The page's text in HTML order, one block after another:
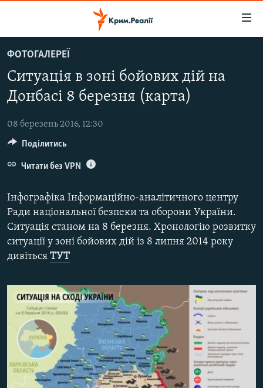
до
основного
матеріалу
Перейти
до
навігації
Перейти
пошуку
ВОДА.КРИМ
ВІДЕО ТА ФОТО
ПОЛІТИКА
БЛОГИ
ПОГЛЯД
ВСЕ ЗА ДЕНЬ
СПЕЦПРОЕКТИ
ДЕПОРТАЦІЯ
СВІДЧЕННЯ ОКУПАЦІЇ
УКРАЇНСЬКА ПРОБЛЕМА КРИМУ
ІНФОГРАФІКА
ЯК ОБІЙТИ БЛОКУВАННЯ
Русский
Qırımtatar
ДОЛУЧАЙСЯ!
ФОТОГАЛЕРЕЇ
Ситуація в зоні бойових дій на
Донбасі 8 березня (карта)
08 березень 2016, 12:30
Інфографіка Інформаційно-аналітичного центру
Ради національної безпеки та оборони України.
Ситуація станом на 8 березня. Хронологію розвитку
ситуації у зоні бойових дій із 8 липня 2014 року
дивіться ТУТ
Поділитись
Читати без VPN